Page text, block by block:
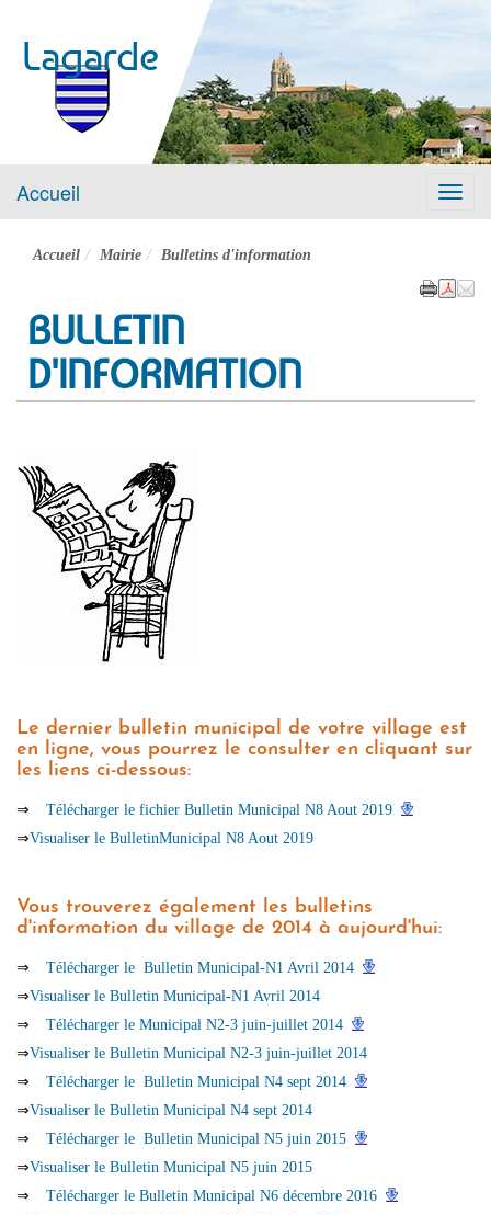
Lagarde
Menu
Accueil
Accueil Mairie Bulletins d'information
BULLETIN
D'INFORMATION
Le dernier bulletin municipal de votre village est
en ligne, vous pourrez le consulter en cliquant sur
les liens ci-dessous:
⇒
Télécharger le fichier Bulletin Municipal N8 Aout 2019
⇒Visualiser le BulletinMunicipal N8 Aout 2019
Vous trouverez également les bulletins
d'information du village de 2014 à aujourd'hui:
⇒
Télécharger le Bulletin Municipal-N1 Avril 2014
⇒Visualiser le Bulletin Municipal-N1 Avril 2014
⇒
Télécharger le Municipal N2-3 juin-juillet 2014
⇒Visualiser le Bulletin Municipal N2-3 juin-juillet 2014
⇒
Télécharger le Bulletin Municipal N4 sept 2014
⇒Visualiser le Bulletin Municipal N4 sept 2014
⇒
Télécharger le Bulletin Municipal N5 juin 2015
⇒Visualiser le Bulletin Municipal N5 juin 2015
⇒
Télécharger le Bulletin Municipal N6 décembre 2016